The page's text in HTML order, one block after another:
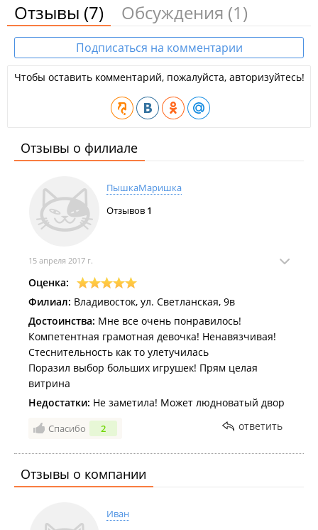
Отзывы (7) Обсуждения (1)
Подписаться на комментарии
Чтобы оставить комментарий, пожалуйста, авторизуйтесь!
Отзывы о филиале
ПышкаМаришка
Отзывов 1
15 апреля 2017 г.
Оценка:
Филиал: Владивосток, ул. Светланская, 9в
Достоинства: Мне все очень понравилось!
Компетентная грамотная девочка! Ненавязчивая!
Стеснительность как то улетучилась
Поразил выбор больших игрушек! Прям целая
витрина
Недостатки: Не заметила! Может людноватый двор
Спасибо 2 ответить
Отзывы о компании
Иван